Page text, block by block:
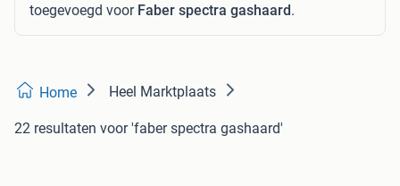
toegevoegd voor Faber spectra gashaard.
Home Heel Marktplaats
22 resultaten voor 'faber spectra gashaard'